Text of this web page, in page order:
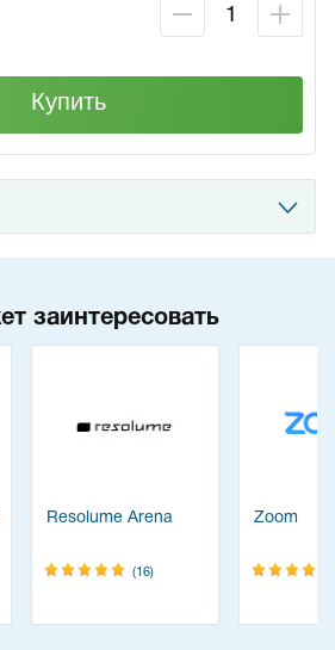
Купить
заинтересовать
Resolume Arena
(16)
Zoom